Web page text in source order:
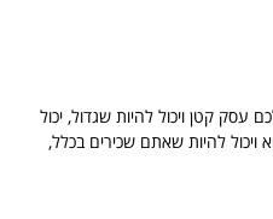
עסק קטן ויכול להיות שגדול, יכול
להיות שאתם שכירים בכלל,